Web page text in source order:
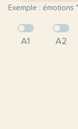
Exemple :
A1 A2